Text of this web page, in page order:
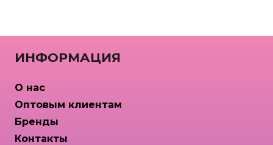
ИНФОРМАЦИЯ
О нас
Оптовым клиентам
Бренды
Контакты